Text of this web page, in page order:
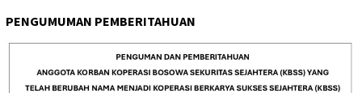
PENGUMUMAN PEMBERITAHUAN